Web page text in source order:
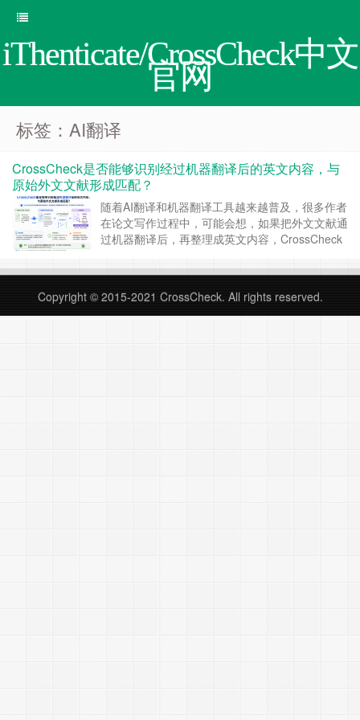
iThenticate/CrossCheck中文
官网
标签：AI翻译
CrossCheck是否能够识别经过机器翻译后的英文内容，与
原始外文文献形成匹配？
随着AI翻译和机器翻译工具越来越普及，很多作者
在论文写作过程中，可能会想，如果把外文文献通
过机器翻译后，再整理成英文内容，CrossCheck
作者会认为。，只要经过翻译，语言已经变了，查
以及iThenticate底层算法不断升级，系统对于翻译
型重复的识别能力，已……继续阅读 »
Copyright © 2015-2021 CrossCheck. All rights reserved.